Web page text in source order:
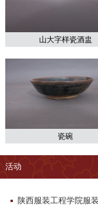
山大字样瓷酒盅
瓷碗
活动
陕西服装工程学院服